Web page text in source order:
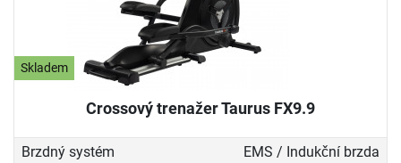
Skladem
Crossový trenažer Taurus FX9.9
Brzdný systém
EMS / Indukční brzda